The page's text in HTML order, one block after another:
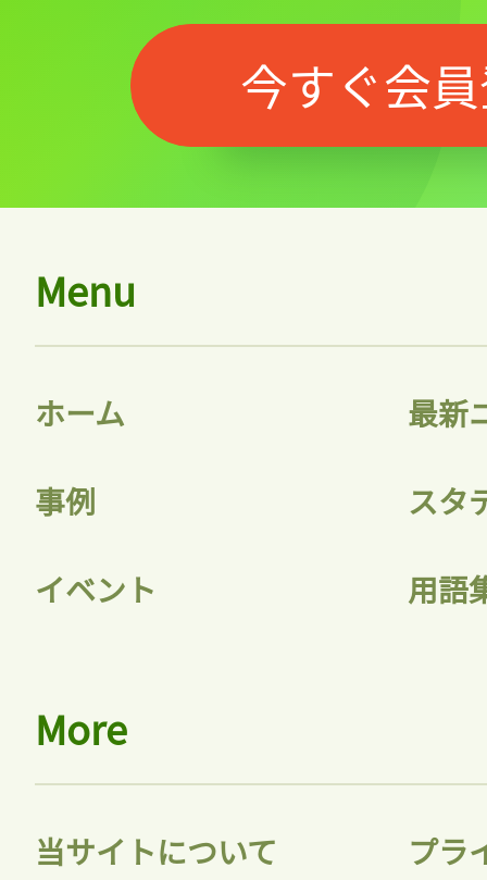
今すぐ会
Menu
ホーム 最新
事例 スタ
イベント 用語
More
当サイトについて プラ